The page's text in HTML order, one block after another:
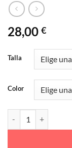
28,00 €
Talla
Color